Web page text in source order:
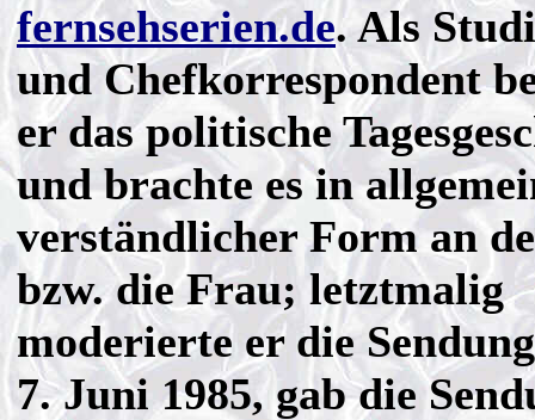
fernsehserien.de. Als
und Chefkorrespondent
er das politische
und brachte es in
verständlicher Form an
bzw. die Frau; letztmalig
moderierte er die
7. Juni 1985, gab die